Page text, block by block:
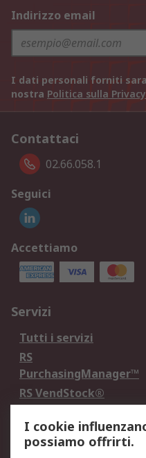
Indirizzo email
I dati personali forniti
nostra Politica sulla Privacy
Contattaci
02.66.058.1
Seguici
Accettiamo
Servizi
Tutti i servizi
RS
PurchasingManager™
RS VendStock®
Legale
I cookie
possiamo offrirti.